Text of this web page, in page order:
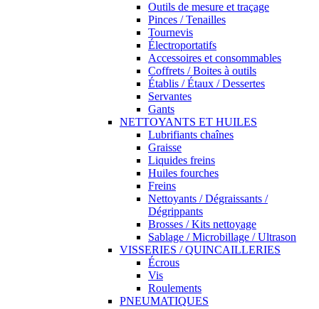
Outils de mesure et traçage
Pinces / Tenailles
Tournevis
Électroportatifs
Accessoires et consommables
Coffrets / Boites à outils
Établis / Étaux / Dessertes
Servantes
Gants
NETTOYANTS ET HUILES
Lubrifiants chaînes
Graisse
Liquides freins
Huiles fourches
Freins
Nettoyants / Dégraissants /
Dégrippants
Brosses / Kits nettoyage
Sablage / Microbillage / Ultrason
VISSERIES / QUINCAILLERIES
Écrous
Vis
Roulements
PNEUMATIQUES